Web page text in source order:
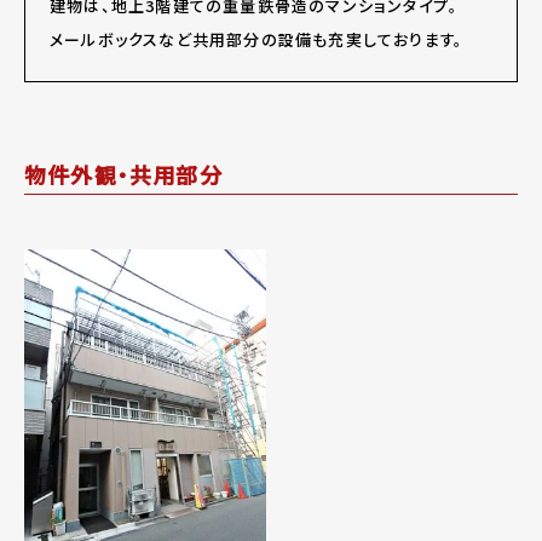
建物は、地上3階建ての重量鉄骨造のマンションタイプ。
メールボックスなど共用部分の設備も充実しております。
物件外観・共用部分